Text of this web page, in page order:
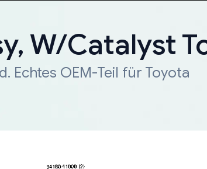
W/Catalyst
Echtes OEM-Teil für Toyota